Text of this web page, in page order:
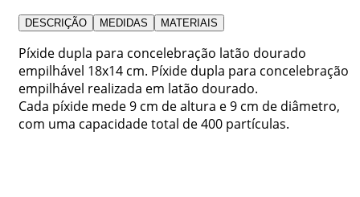
DESCRIÇÃO MEDIDAS MATERIAIS
Píxide dupla para concelebração latão dourado
empilhável 18x14 cm. Píxide dupla para concelebração
empilhável realizada em latão dourado.
Cada píxide mede 9 cm de altura e 9 cm de diâmetro,
com uma capacidade total de 400 partículas.